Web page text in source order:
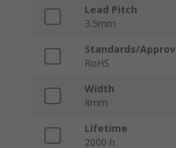
Lead Pitch
3.5mm
Standards/
RoHS
Width
8mm
Lifetime
2000 h